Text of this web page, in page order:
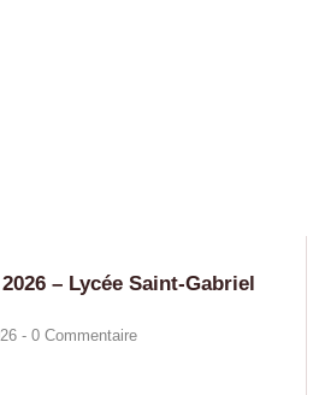
– Lycée Saint-Gabriel
- 0 Commentaire